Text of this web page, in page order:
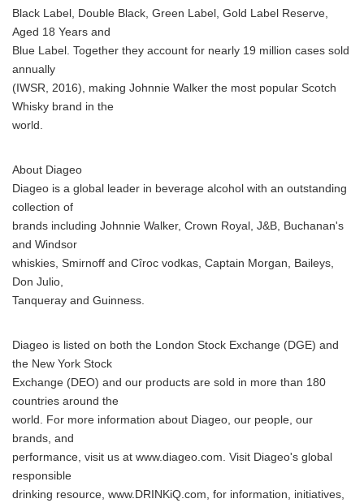
Black Label, Double Black, Green Label, Gold Label Reserve,
Aged 18 Years and
Blue Label. Together they account for nearly 19 million cases sold
annually
(IWSR, 2016), making Johnnie Walker the most popular Scotch
Whisky brand in the
world.
About Diageo
Diageo is a global leader in beverage alcohol with an outstanding
collection of
brands including Johnnie Walker, Crown Royal, J&B, Buchanan's
and Windsor
whiskies, Smirnoff and Cîroc vodkas, Captain Morgan, Baileys,
Don Julio,
Tanqueray and Guinness.
Diageo is listed on both the London Stock Exchange (DGE) and
the New York Stock
Exchange (DEO) and our products are sold in more than 180
countries around the
world. For more information about Diageo, our people, our
brands, and
performance, visit us at www.diageo.com. Visit Diageo's global
responsible
drinking resource, www.DRINKiQ.com, for information, initiatives,